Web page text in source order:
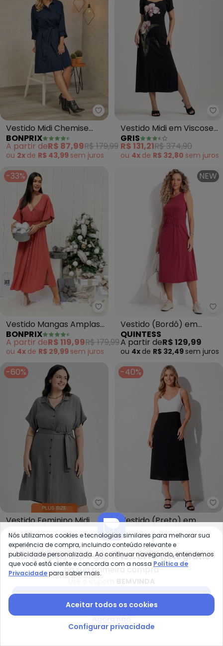
bonprix - Vestido Midi Chemise
Vestido Midi Chemise
com Faixa (Azul)
BONPRIX
A partir deR$ 87,99R$ 179,99
ou 2x de R$ 43,99 sem juros
Vestido Midi em Viscose
(Preto)
GRIS
R$ 131,21R$ 374,90
ou 4x de R$ 32,80 sem juros
-33%
bonprix - Vestido Mangas
Vestido Mangas Amplas
(Terracota)
BONPRIX
A partir deR$ 119,99R$ 179,99
ou 4x de R$ 29,99 sem juros
NEW
Vestido (Bordô) em
Malha de Algodão
QUINTESS
A partir deR$ 129,99
ou 4x de R$ 32,49 sem juros
-60%
Marialícia - Vestido Feminino
Vestido Feminino Midi
Chemise com Faixa
(Cinza)
MARIALÍCIA
R$ 107,96R$ 269,90
ou3xdeR$ 35,98semjuros
-40%
Vestido (Preto) em
Crepe Plano
QUINTESS
R$ 106,99R$ 179,99
ou3xdeR$ 35,66
-40% -56%
Compre pelo app e ganhe12% OFF + frete grátis
na sua primeira compra
Nós utilizamos cookies e tecnologias similares para melhorar sua
experiência de compra, incluindo conteúdo relevante e
publicidade personalizada. Ao continuar navegando, entendemos
que você está ciente e concorda com a nossa Política de
Privacidadepara saber mais.
Aceitar todos os cookies
Configurar privacidade